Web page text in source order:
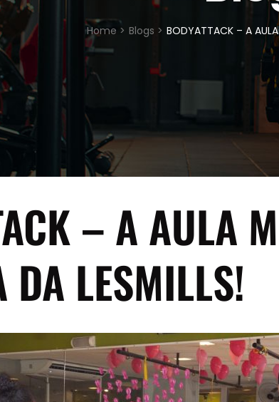
Home > Blogs > BODYATTACK – A AULA
– A AULA
DA LESMILLS!